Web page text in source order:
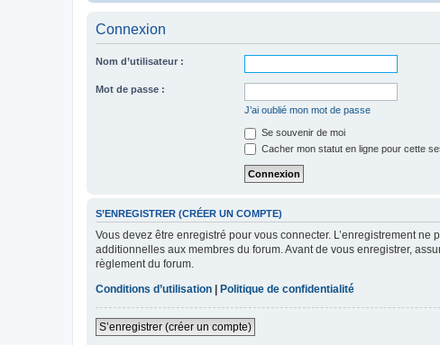
Connexion
Nom d’utilisateur :
Mot de passe :
J’ai oublié mon mot de passe
Se souvenir de moi
Cacher mon statut en ligne pour cette
S’ENREGISTRER (CRÉER UN COMPTE)
Vous devez être enregistré pour vous connecter. L’enregistrement
additionnelles aux membres du forum. Avant de vous enregistrer,
règlement du forum.
Conditions d’utilisation | Politique de confidentialité
S’enregistrer (créer un compte)